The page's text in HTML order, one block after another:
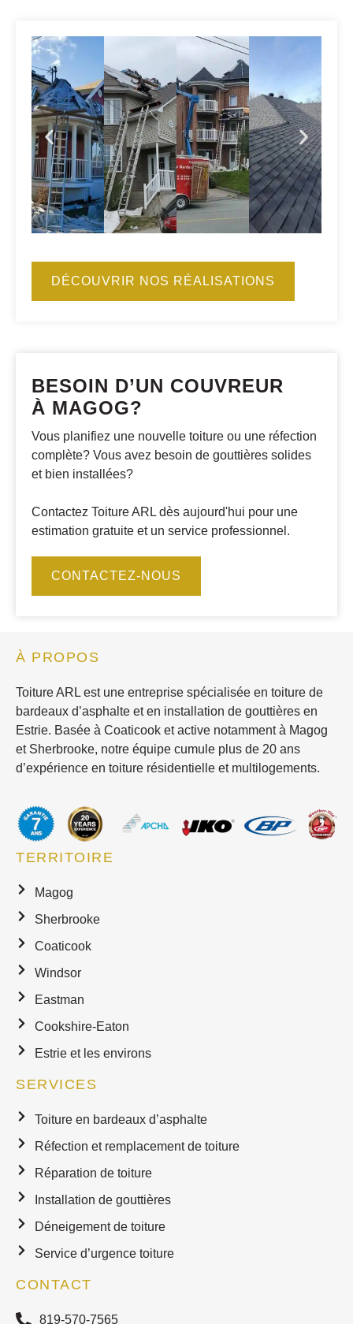
DÉCOUVRIR NOS RÉALISATIONS
BESOIN D’UN COUVREUR
À MAGOG?
Vous planifiez une nouvelle toiture ou une réfection
complète? Vous avez besoin de gouttières solides
et bien installées?
Contactez Toiture ARL dès aujourd'hui pour une
estimation gratuite et un service professionnel.
CONTACTEZ-NOUS
À PROPOS
Toiture ARL est une entreprise spécialisée en toiture de
bardeaux d’asphalte et en installation de gouttières en
Estrie. Basée à Coaticook et active notamment à Magog
et Sherbrooke, notre équipe cumule plus de 20 ans
d’expérience en toiture résidentielle et multilogements.
TERRITOIRE
Magog
Sherbrooke
Coaticook
Windsor
Eastman
Cookshire-Eaton
Estrie et les environs
SERVICES
Toiture en bardeaux d’asphalte
Réfection et remplacement de toiture
Réparation de toiture
Installation de gouttières
Déneigement de toiture
Service d’urgence toiture
CONTACT
819-570-7565